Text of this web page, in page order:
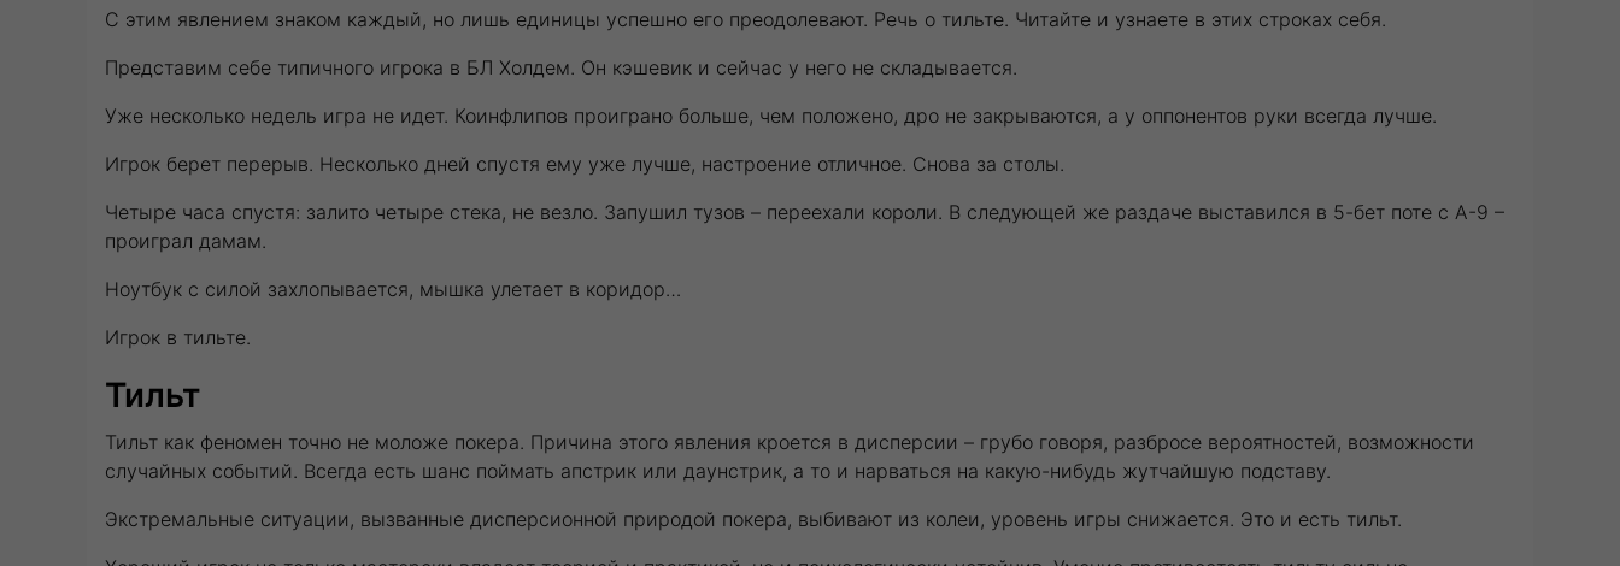
С этим явлением знаком каждый, но лишь единицы успешно его преодолевают. Речь о тильте. Читайте и узнаете в этих строках себя.
Представим себе типичного игрока в БЛ Холдем. Он кэшевик и сейчас у него не складывается.
Уже несколько недель игра не идет. Коинфлипов проиграно больше, чем положено, дро не закрываются, а у оппонентов руки всегда лучше.
Игрок берет перерыв. Несколько дней спустя ему уже лучше, настроение отличное. Снова за столы.
Четыре часа спустя: залито четыре стека, не везло. Запушил тузов – переехали короли. В следующей же раздаче выставился в 5-бет поте с A-9 –
проиграл дамам.
Ноутбук с силой захлопывается, мышка улетает в коридор…
Игрок в тильте.
Тильт
Тильт как феномен точно не моложе покера. Причина этого явления кроется в дисперсии – грубо говоря, разбросе вероятностей, возможности
случайных событий. Всегда есть шанс поймать апстрик или даунстрик, а то и нарваться на какую-нибудь жутчайшую подставу.
Экстремальные ситуации, вызванные дисперсионной природой покера, выбивают из колеи, уровень игры снижается. Это и есть тильт.